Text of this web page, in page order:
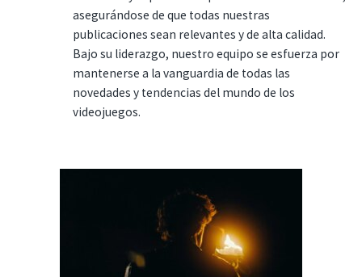
asegurándose de que todas nuestras
publicaciones sean relevantes y de alta calidad.
Bajo su liderazgo, nuestro equipo se esfuerza por
mantenerse a la vanguardia de todas las
novedades y tendencias del mundo de los
videojuegos.